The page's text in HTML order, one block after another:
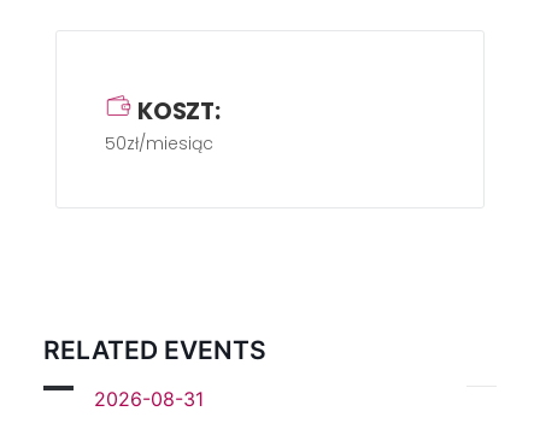
KOSZT:
50zł/miesiąc
RELATED EVENTS
2026-08-31